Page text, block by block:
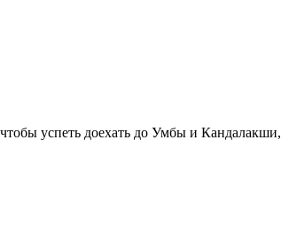
успеть доехать до Умбы и